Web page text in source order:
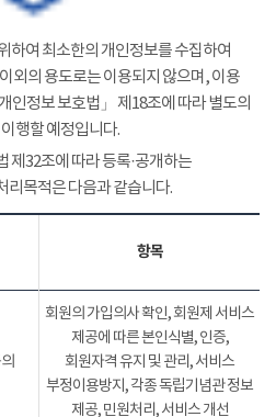
하여 최소한의 개인정보를 수집하여
외의 용도로는 이용되지 않으며, 이용
인정보 보호법」 제18조에 따라 별도의
행할 예정입니다.
제32조에 따라 등록·공개하는
리목적은 다음과 같습니다.
항목
회원의 가입의사 확인, 회원제 서비스
제공에 따른 본인식별, 인증,
회원자격 유지 및 관리, 서비스
부정이용방지, 각종 독립기념관 정보
제공, 민원처리, 서비스 개선